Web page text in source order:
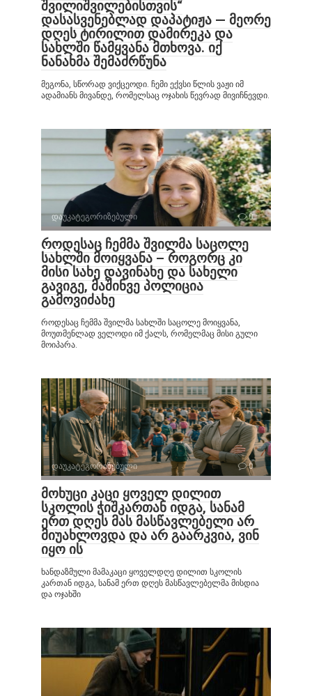
შვილიშვილებისთვის“
დასასვენებლად დაპატიჟა — მეორე
დღეს ტირილით დამირეკა და
სახლში წამყვანა მთხოვა. იქ
ნანახმა შემაძრწუნა
მეგონა, სწორად ვიქცეოდი. ჩემი ექვსი წლის ვაჟი იმ
ადამიანს მივანდე, რომელსაც ოჯახის წევრად მივიჩნევდი.
დაუკატეგორიზებული 0
როდესაც ჩემმა შვილმა საცოლე
სახლში მოიყვანა – როგორც კი
მისი სახე დავინახე და სახელი
გავიგე, მაშინვე პოლიცია
გამოვიძახე
როდესაც ჩემმა შვილმა სახლში საცოლე მოიყვანა,
მოუთმენლად ველოდი იმ ქალს, რომელმაც მისი გული
მოიპარა.
დაუკატეგორიზებული 0
მოხუცი კაცი ყოველ დილით
სკოლის ჭიშკართან იდგა, სანამ
ერთ დღეს მას მასწავლებელი არ
მიუახლოვდა და არ გაარკვია, ვინ
იყო ის
ხანდაზმული მამაკაცი ყოველდღე დილით სკოლის
კართან იდგა, სანამ ერთ დღეს მასწავლებელმა მისდია
და ოჯახში